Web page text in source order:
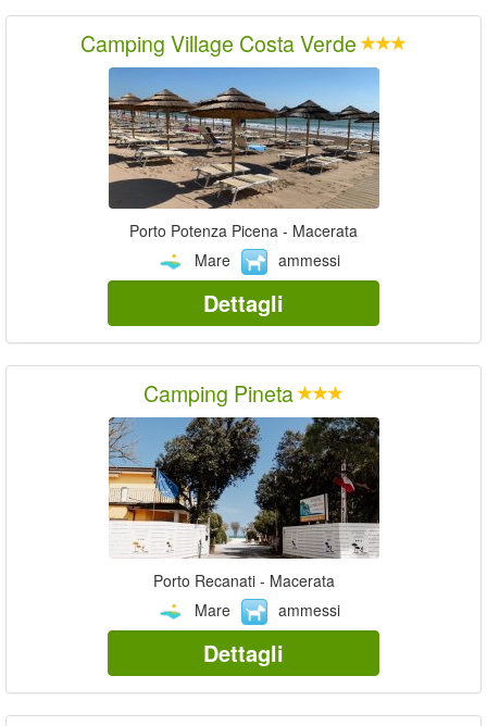
Camping Village Costa Verde
Porto Potenza Picena - Macerata
Mare
ammessi
Dettagli
Camping Pineta
Porto Recanati - Macerata
Mare
ammessi
Dettagli